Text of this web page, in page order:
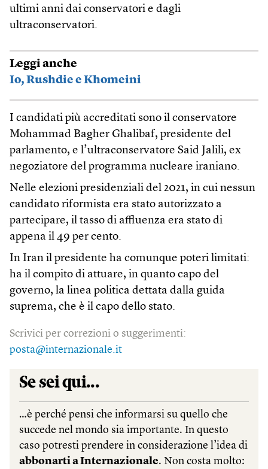
ultimi anni dai conservatori e dagli
ultraconservatori.
Leggi anche
Io, Rushdie e Khomeini
I candidati più accreditati sono il conservatore
Mohammad Bagher Ghalibaf, presidente del
parlamento, e l’ultraconservatore Said Jalili, ex
negoziatore del programma nucleare iraniano.
Nelle elezioni presidenziali del 2021, in cui nessun
candidato riformista era stato autorizzato a
partecipare, il tasso di affluenza era stato di
appena il 49 per cento.
In Iran il presidente ha comunque poteri limitati:
ha il compito di attuare, in quanto capo del
governo, la linea politica dettata dalla guida
suprema, che è il capo dello stato.
Scrivici per correzioni o suggerimenti:
posta@internazionale.it